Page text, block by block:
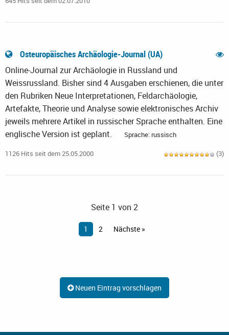
Osteuropäisches Archäologie-Journal (UA)
Online-Journal zur Archäologie in Russland und
Weissrussland. Bisher sind 4 Ausgaben erschienen, die unter
den Rubriken Neue Interpretationen, Feldarchäologie,
Artefakte, Theorie und Analyse sowie elektronisches Archiv
jeweils mehrere Artikel in russischer Sprache enthalten. Eine
englische Version ist geplant.
Sprache: russisch
1126 Hits seit dem 25.05.2000 (3)
Seite 1 von 2
1 2 Nächste »
Neuen Eintrag vorschlagen